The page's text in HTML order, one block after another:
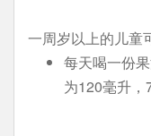
一周岁以上的儿童
每天喝一份
为120毫升，